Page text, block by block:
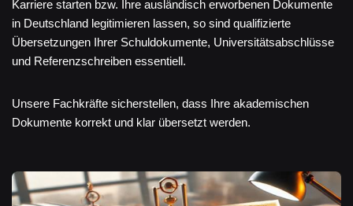
Karriere starten bzw. Ihre ausländisch erworbenen Dokumente
in Deutschland legitimieren lassen, so sind qualifizierte
Übersetzungen Ihrer Schuldokumente, Universitätsabschlüsse
und Referenzschreiben essentiell.
Unsere Fachkräfte sicherstellen, dass Ihre akademischen
Dokumente korrekt und klar übersetzt werden.